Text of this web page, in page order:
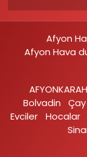
Afyon
Afyon Hava
Bolvadin
Çay
Evciler‎
Hocalar